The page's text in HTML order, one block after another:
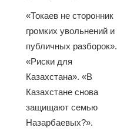
«Токаев не сторонник
громких увольнений и
публичных разборок».
«Риски для
Казахстана». «В
Казахстане снова
защищают семью
Назарбаевых?».